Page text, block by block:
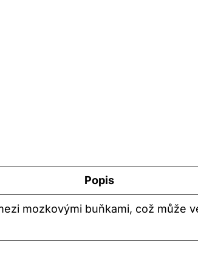
Popis
mozkovými buňkami, což může